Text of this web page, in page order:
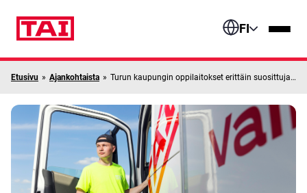
FI
Etusivu » Ajankohtaista » Turun kaupungin oppilaitokset erittäin suosittuja – TAIn hakijamäärät pysyivät lähes ennallaan